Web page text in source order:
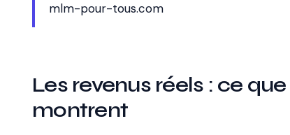
mlm-pour-tous.com
Les revenus réels : ce
montrent